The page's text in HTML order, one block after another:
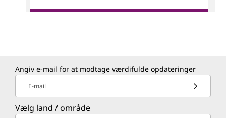
Angiv e-mail for at modtage værdifulde opdateringer
E-mail
Vælg land / område